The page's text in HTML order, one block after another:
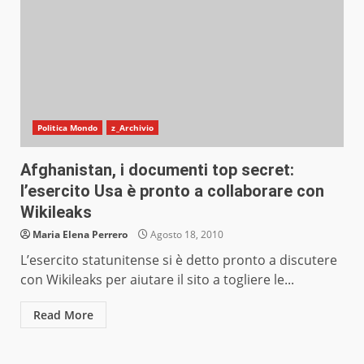
Politica Mondo z_Archivio
Afghanistan, i documenti top secret:
l’esercito Usa è pronto a collaborare con
Wikileaks
Maria Elena Perrero Agosto 18, 2010
L’esercito statunitense si è detto pronto a discutere
con Wikileaks per aiutare il sito a togliere le...
Read More